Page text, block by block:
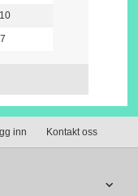
inn Kontakt oss